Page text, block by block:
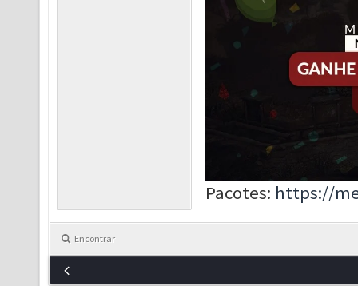
Pacotes: https://
Encontrar